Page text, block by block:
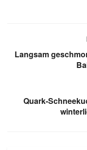
Langsam
Quark-